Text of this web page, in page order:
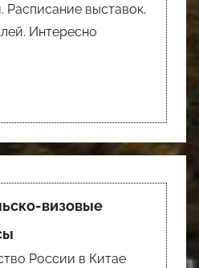
Расписание выставок,
Интересно
визовые
России в Китае